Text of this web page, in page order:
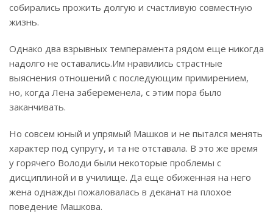
собирались прожить долгую и счастливую совместную
жизнь.
Однако два взрывных темперамента рядом еще никогда
надолго не оставались.Им нравились страстные
выяснения отношений с последующим примирением,
но, когда Лена забеременела, с этим пора было
заканчивать.
Но совсем юный и упрямый Машков и не пытался менять
характер под супругу, и та не отставала. В это же время
у горячего Володи были некоторые проблемы с
дисциплиной и в училище. Да еще обиженная на него
жена однажды пожаловалась в деканат на плохое
поведение Машкова.